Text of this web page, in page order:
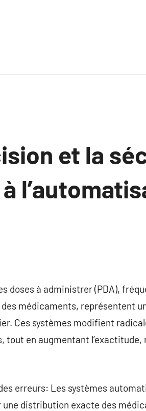
et la
doses à administrer (PDA),
médicaments, représentent
Ces systèmes modifient
en augmentant
erreurs: Les systèmes
distribution exacte des